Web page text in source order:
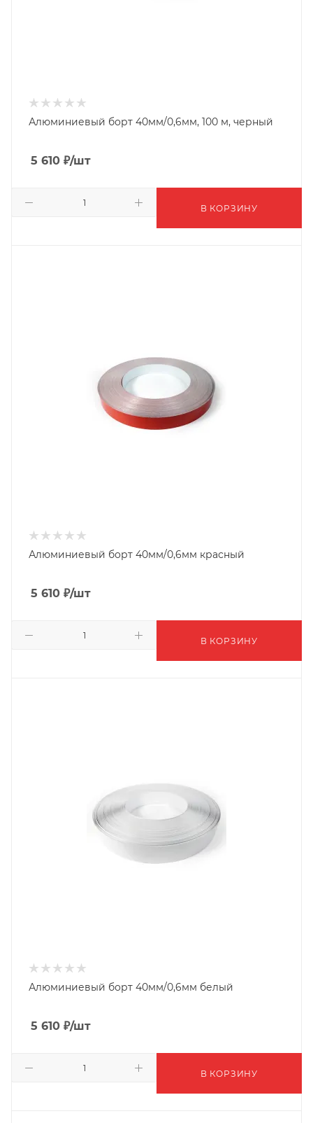
Алюминиевый борт 40мм/0,6мм, 100 м, черный
5 610 ₽/шт
В КОРЗИНУ
Алюминиевый борт 40мм/0,6мм красный
5 610 ₽/шт
В КОРЗИНУ
Алюминиевый борт 40мм/0,6мм белый
5 610 ₽/шт
В КОРЗИНУ